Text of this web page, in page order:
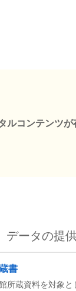
ルコンテンツが
データの提
書
所蔵資料を対象